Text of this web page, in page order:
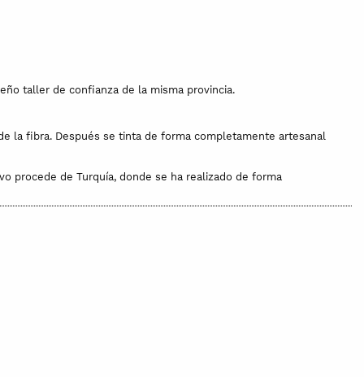
taller de confianza de la misma provincia.
la fibra. Después se tinta de forma completamente artesanal
procede de Turquía, donde se ha realizado de forma
Talla única, que por su patrón quedará bien a todo tipo de